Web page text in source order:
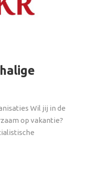
Wil jij in de
op vakantie?